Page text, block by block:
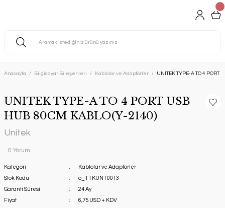
Anasayfa Bilgisayar Bileşenleri Kablolar ve Adaptörler UNITEK TYPE-A TO 4 PORT
UNITEK TYPE-A TO 4 PORT USB
HUB 80CM KABLO(Y-2140)
Unitek
0 Yorum
Kategori
Kablolar ve Adaptörler
Stok Kodu
o_TTKUNT0013
Garanti Süresi
24 Ay
Fiyat
6,75 USD + KDV